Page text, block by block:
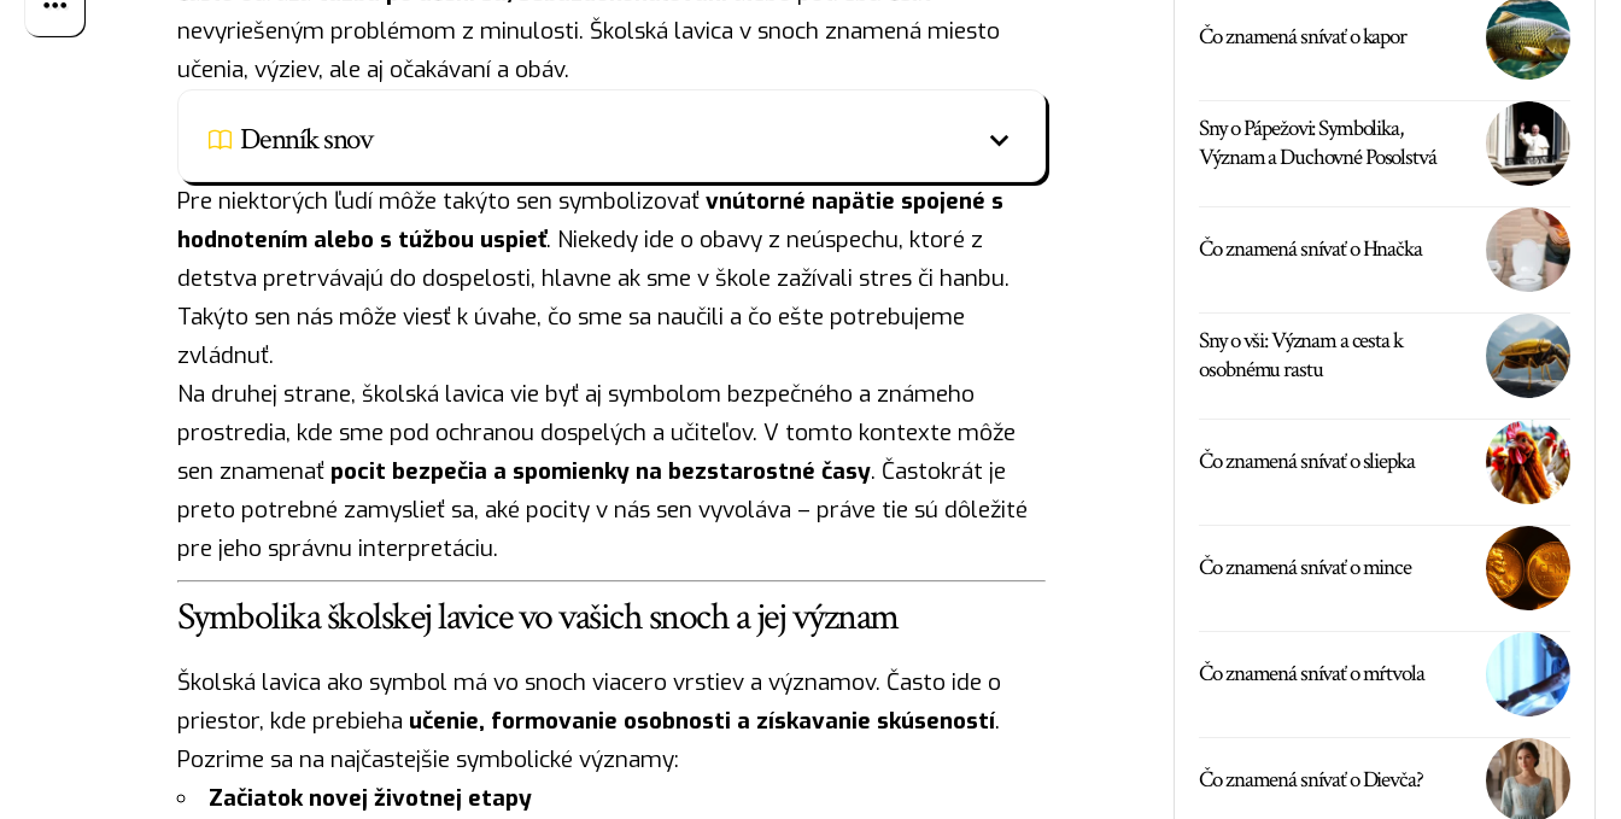
nevyriešeným problémom z minulosti. Školská lavica v snoch znamená miesto
učenia, výziev, ale aj očakávaní a obáv.
Denník snov
Pre niektorých ľudí môže takýto sen symbolizovať vnútorné napätie spojené s
hodnotením alebo s túžbou uspieť. Niekedy ide o obavy z neúspechu, ktoré z
detstva pretrvávajú do dospelosti, hlavne ak sme v škole zažívali stres či hanbu.
Takýto sen nás môže viesť k úvahe, čo sme sa naučili a čo ešte potrebujeme
zvládnuť.
Na druhej strane, školská lavica vie byť aj symbolom bezpečného a známeho
prostredia, kde sme pod ochranou dospelých a učiteľov. V tomto kontexte môže
sen znamenať pocit bezpečia a spomienky na bezstarostné časy. Častokrát je
preto potrebné zamyslieť sa, aké pocity v nás sen vyvoláva – práve tie sú dôležité
pre jeho správnu interpretáciu.
Symbolika školskej lavice vo vašich snoch a jej význam
Školská lavica ako symbol má vo snoch viacero vrstiev a významov. Často ide o
priestor, kde prebieha učenie, formovanie osobnosti a získavanie skúseností.
Pozrime sa na najčastejšie symbolické významy:
Začiatok novej životnej etapy
Čo znamená snívať o kapor
Sny o Pápežovi: Symbolika,
Význam a Duchovné Posolstvá
Čo znamená snívať o Hnačka
Sny o vši: Význam a cesta k
osobnému rastu
Čo znamená snívať o sliepka
Čo znamená snívať o mince
Čo znamená snívať o mŕtvola
Čo znamená snívať o Dievča?